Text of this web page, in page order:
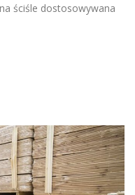
ściśle dostosowywana